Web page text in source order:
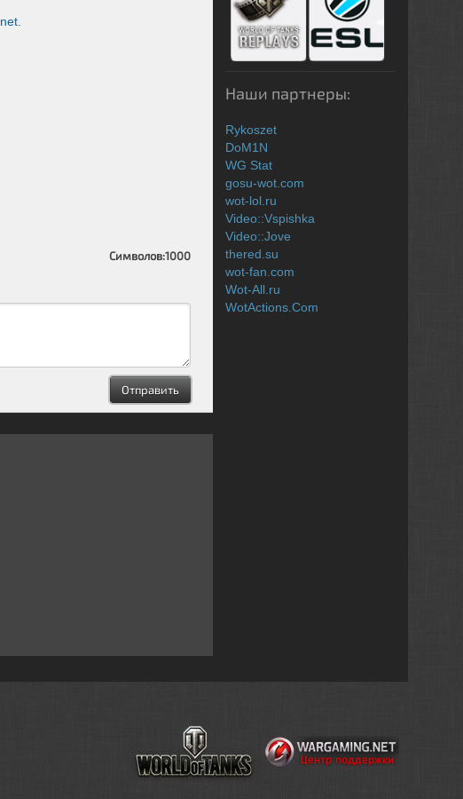
net
Символов:1000
Наши партнеры:
Rykoszet
DoM1N
WG Stat
gosu-wot.com
wot-lol.ru
Video::Vspishka
Video::Jove
thered.su
wot-fan.com
Wot-All.ru
WotActions.Com